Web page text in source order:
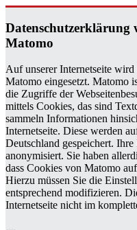
Daten­schutzerklärung
Matomo
Auf unserer Internetseite wird
Matomo eingesetzt. Matomo
die Zugriffe der
mittels Cookies, das sind
sammeln Informationen
Internetseite. Diese werden
Deutschland gespeichert.
anonymisiert. Sie haben
dass Cookies von Matomo
Hierzu müssen Sie die
entsprechend modifizieren.
Internetseite nicht im